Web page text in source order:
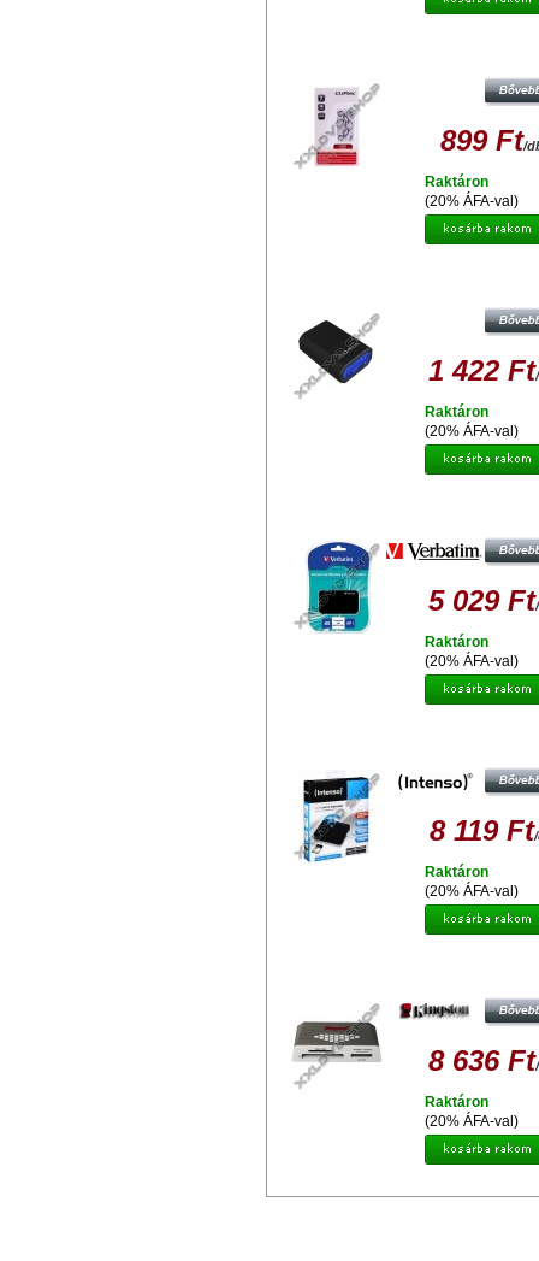
899 Ft/
(20% ÁFA-val)
Raktáron
1 422 Ft
(20% ÁFA-val)
Raktáron
5 029 Ft
(20% ÁFA-val)
Raktáron
8 119 Ft
(20% ÁFA-val)
Raktáron
8 636 Ft
(20% ÁFA-val)
Raktáron